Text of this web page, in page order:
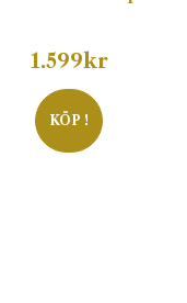
1.599kr
KÖP !